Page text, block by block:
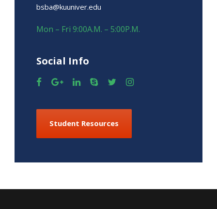
bsba@kuuniver.edu
Mon – Fri 9:00A.M. – 5:00P.M.
Social Info
Student Resources